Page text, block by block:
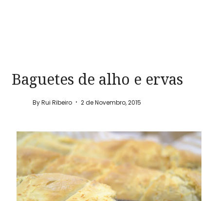
Baguetes de alho e ervas
ByRui Ribeiro 2 de Novembro, 2015